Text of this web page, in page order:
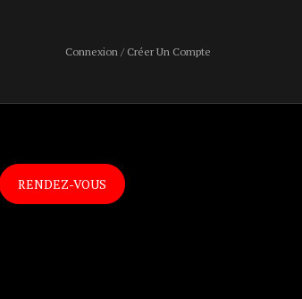
Connexion / Créer Un Compte
RENDEZ-VOUS